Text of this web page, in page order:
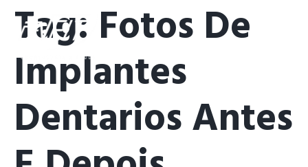
Tag: Fotos De
Implantes
Dentarios Antes